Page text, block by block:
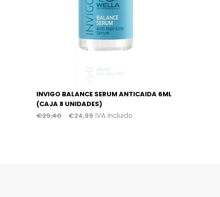
INVIGO BALANCE SERUM ANTICAIDA 6ML
(CAJA 8 UNIDADES)
€29,40 €24,99 IVA incluido